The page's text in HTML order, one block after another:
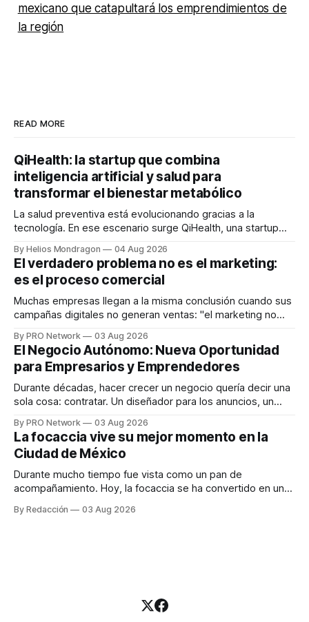
mexicano que catapultará los emprendimientos de
la región
READ MORE
QiHealth: la startup que combina
inteligencia artificial y salud para
transformar el bienestar metabólico
La salud preventiva está evolucionando gracias a la
tecnología. En ese escenario surge QiHealth, una startup
dispositivos inteligentes, inteligencia artificial y monitoreo
en tiempo real para ayudar a las personas a tomar mejores
decisiones sobre su salud metabólica. Su propuesta busca
responder
By Helios Mondragon 04 Aug 2026
El verdadero problema no es el marketing:
es el proceso comercial
Muchas empresas llegan a la misma conclusión cuando sus
campañas digitales no generan ventas: "el marketing no
INTERIUS, el problema suele estar en otro lugar. Durante
una entrevista para el podcast SER PRO, el especialista en
marketing digital explicó que
By PRO Network 03 Aug 2026
El Negocio Autónomo: Nueva Oportunidad
para Empresarios y Emprendedores
Durante décadas, hacer crecer un negocio quería decir una
sola cosa: contratar. Un diseñador para los anuncios, un
para los textos, alguien que supiera de publicidad digital
para encontrar prospectos, un vendedor para atender
llamadas y mensajes, y —con suerte— una persona
By PRO Network 03 Aug 2026
La focaccia vive su mejor momento en la
Ciudad de México
Durante mucho tiempo fue vista como un pan de
acompañamiento. Hoy, la focaccia se ha convertido en uno
artesanal, ingredientes de calidad y experiencias que
By Redacción 03 Aug 2026